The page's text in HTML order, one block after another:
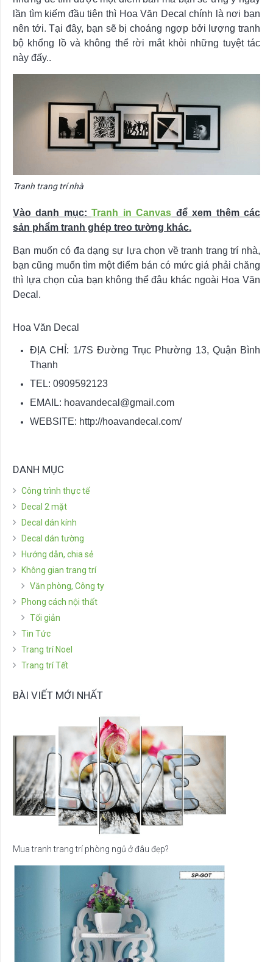
lần tìm kiếm đầu tiên thì Hoa Văn Decal chính là nơi bạn
nên tới. Tại đây, bạn sẽ bị choáng ngợp bởi lượng tranh
bộ khổng lồ và không thể rời mắt khỏi những tuyệt tác
này đấy..
Tranh trang trí nhà
Vào danh mục:Tranh in Canvas để xem thêm các
sản phẩm tranh ghép treo tường khác.
Bạn muốn có đa dạng sự lựa chọn về tranh trang trí nhà,
bạn cũng muốn tìm một điểm bán có mức giá phải chăng
thì lựa chọn của bạn không thể đâu khác ngoài Hoa Văn
Decal.
Hoa Văn Decal
ĐỊA CHỈ: 1/7S Đường Trục Phường 13, Quận Bình
Thạnh
TEL: 0909592123
EMAIL: hoavandecal@gmail.com
WEBSITE: http://hoavandecal.com/
DANH MỤC
Công trình thực tế
Decal 2 mặt
Decal dán kính
Decal dán tường
Hướng dẫn, chia sẻ
Không gian trang trí
Văn phòng, Công ty
Phong cách nội thất
Tối giản
Tin Tức
Trang trí Noel
Trang trí Tết
BÀI VIẾT MỚI NHẤT
Mua tranh trang trí phòng ngủ ở đâu đẹp?